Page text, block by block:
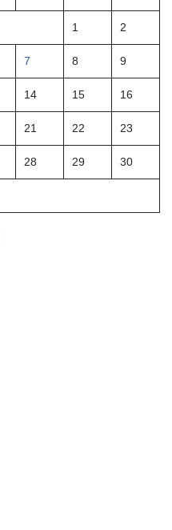
1 2
7 8 9
14 15 16
21 22 23
28 29 30